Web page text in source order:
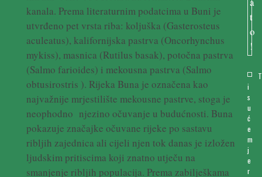
kanala. Prema literaturnim podatcima u Buni je
utvrđeno pet vrsta riba: koljuška (Gasterosteus
aculeatus), kalifornijska pastrva (Oncorhynchus
mykiss), masnica (Rutilus basak), potočna pastrva
(Salmo farioides) i mekousna pastrva (Salmo
obtusirostris ). Rijeka Buna je označena kao
najvažnije mrjestilište mekousne pastrve, stoga je
neophodno njezino očuvanje u budućnosti. Buna
pokazuje značajke očuvane rijeke po sastavu
ribljih zajednica ali cijeli njen tok danas je izložen
ljudskim pritiscima koji znatno utječu na
smanjenje ribljih populacija. Prema zabilješkama
T
i
s
u
ć
e
m
j
e
r